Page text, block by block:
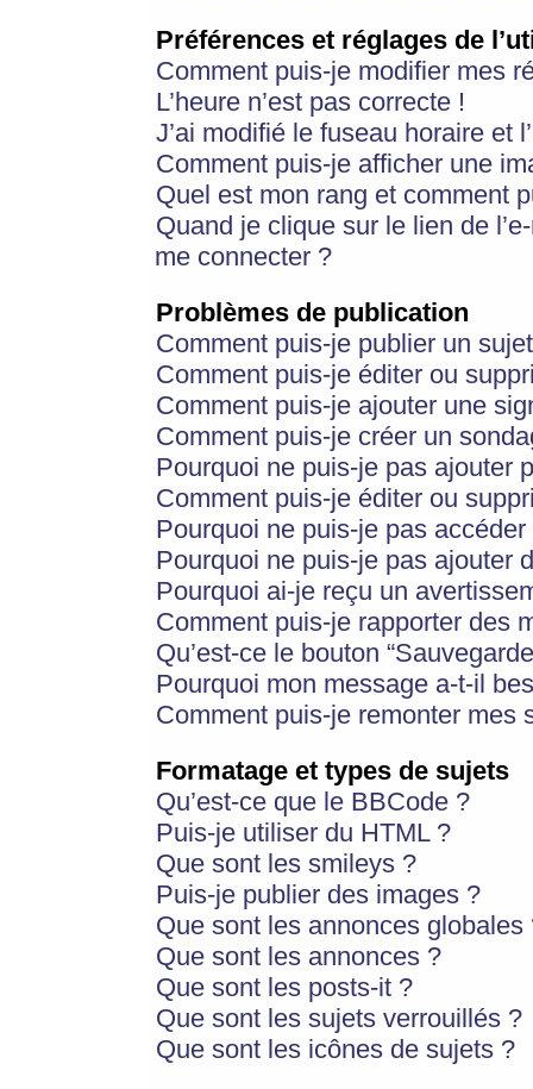
Préférences et réglages de
Comment puis-je modifier mes
L’heure n’est pas correcte !
J’ai modifié le fuseau horaire et
Comment puis-je afficher une
Quel est mon rang et comment
Quand je clique sur le lien de
me connecter ?
Problèmes de publication
Comment puis-je publier un
Comment puis-je éditer ou
Comment puis-je ajouter une
Comment puis-je créer un
Pourquoi ne puis-je pas ajouter
Comment puis-je éditer ou
Pourquoi ne puis-je pas
Pourquoi ne puis-je pas ajouter
Pourquoi ai-je reçu un
Comment puis-je rapporter des
Qu’est-ce le bouton
Pourquoi mon message a-t-il
Comment puis-je remonter mes
Formatage et types de sujets
Qu’est-ce que le BBCode ?
Puis-je utiliser du HTML ?
Que sont les smileys ?
Puis-je publier des images ?
Que sont les annonces globales
Que sont les annonces ?
Que sont les posts-it ?
Que sont les sujets verrouillés ?
Que sont les icônes de sujets ?